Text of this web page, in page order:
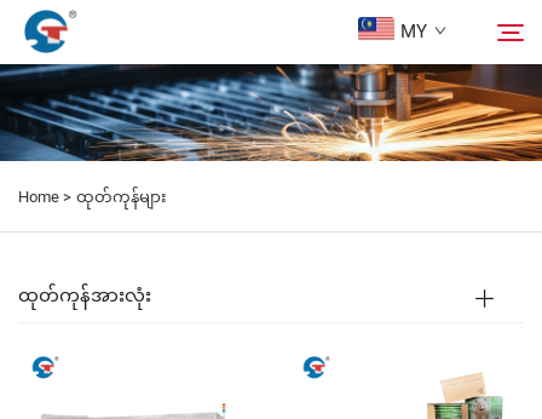
MY
ငါတို့အကြောင်း
ဒီဇိုင်း Case
ဝန်ဆောင်မှု
Home > ထုတ်ကုန်များ
ထုတ်ကုန်အားလုံး